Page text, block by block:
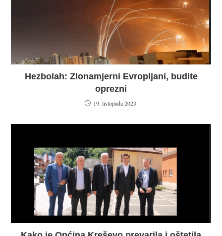
Hezbolah: Zlonamjerni Evropljani, budite
oprezni
19. listopada 2023.